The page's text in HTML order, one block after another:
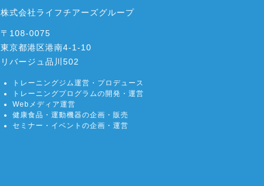
株式会社ライフチアーズグループ
〒108-0075
東京都港区港南4-1-10
リバージュ品川502
トレーニングジム運営・プロデュース
トレーニングプログラムの開発・運営
Webメディア運営
健康食品・運動機器の企画・販売
セミナー・イベントの企画・運営